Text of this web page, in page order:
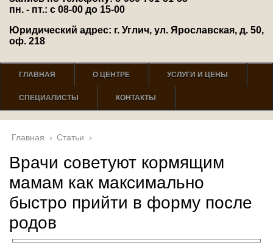
пн. - пт.: с 08-00 до 15-00
Юридический адрес: г. Углич, ул. Ярославская, д. 50,
оф. 218
ГЛАВНАЯ О ЦЕНТРЕ УСЛУГИ И ЦЕНЫ
СПЕЦИАЛИСТЫ КОНТАКТЫ
Главная › Статьи ›
Врачи советуют кормящим
мамам как максимально
быстро прийти в форму после
родов